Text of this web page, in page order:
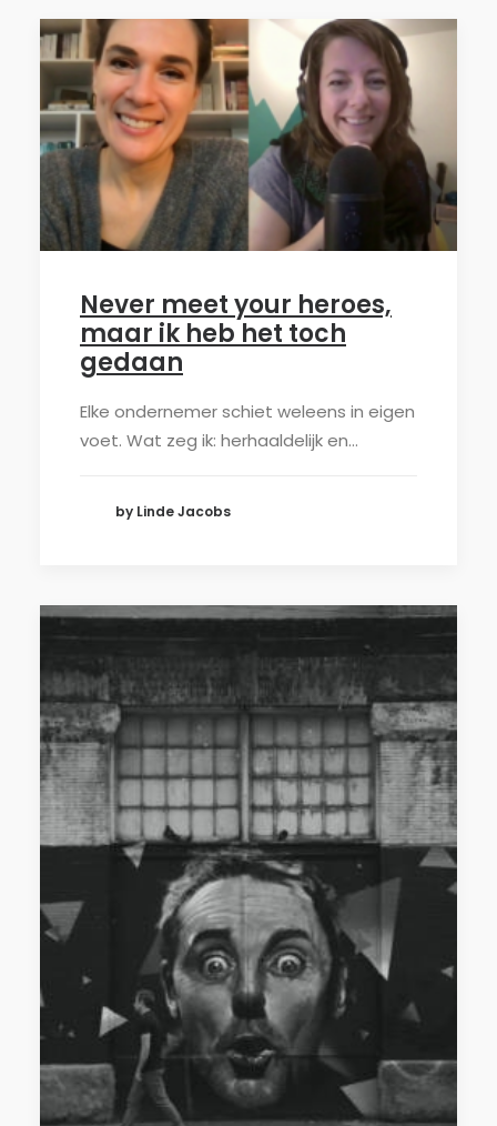
Never meet your heroes,
maar ik heb het toch
gedaan
Elke ondernemer schiet weleens in eigen
voet. Wat zeg ik: herhaaldelijk en…
by Linde Jacobs